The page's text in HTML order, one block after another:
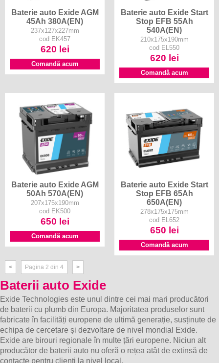
Baterie auto Exide AGM
45Ah 380A(EN)
237x127x227mm
cod EK457
620 lei
Comandă acum
Baterie auto Exide Start
Stop EFB 55Ah
540A(EN)
210x175x190mm
cod EL550
620 lei
Comandă acum
Baterie auto Exide AGM
50Ah 570A(EN)
207x175x190mm
cod EK500
650 lei
Comandă acum
Baterie auto Exide Start
Stop EFB 65Ah
650A(EN)
278x175x175mm
cod EL652
650 lei
Comandă acum
< Pagina 2 din 4 >
Baterii auto Exide
Exide Technologies este unul dintre cei mai mari producători
de baterii cu plumb din Europa. Majoritatea produselor sunt
fabricate în facilități europene de ultimă generație, susținute de
echipa de cercetare și dezvoltare de nivel mondial Exide.
Exide are birouri regionale în multe țări europene. Niciun alt
producător de baterii auto nu oferă o rețea atât de extinsă de
contacte pentru clienți la nivel local.